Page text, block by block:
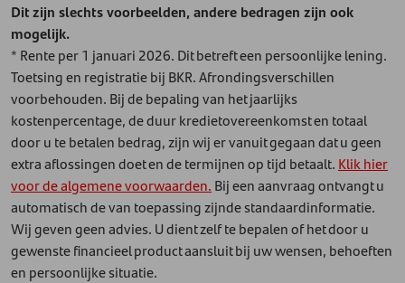
Dit zijn slechts voorbeelden, andere bedragen zijn ook
mogelijk.
* Rente per 1 januari 2026. Dit betreft een persoonlijke lening.
Toetsing en registratie bij BKR. Afrondingsverschillen
voorbehouden. Bij de bepaling van het jaarlijks
kostenpercentage, de duur kredietovereenkomst en totaal
door u te betalen bedrag, zijn wij er vanuit gegaan dat u geen
extra aflossingen doet en de termijnen op tijd betaalt. Klik hier
voor de algemene voorwaarden. Bij een aanvraag ontvangt u
automatisch de van toepassing zijnde standaardinformatie.
Wij geven geen advies. U dient zelf te bepalen of het door u
gewenste financieel product aansluit bij uw wensen, behoeften
en persoonlijke situatie.